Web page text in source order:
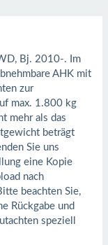
Bj. 2010-. Im
AHK mit
zur
max. 1.800 kg
mehr als das
beträgt
Sie uns
eine Kopie
nach
beachten Sie,
Rückgabe und
speziell